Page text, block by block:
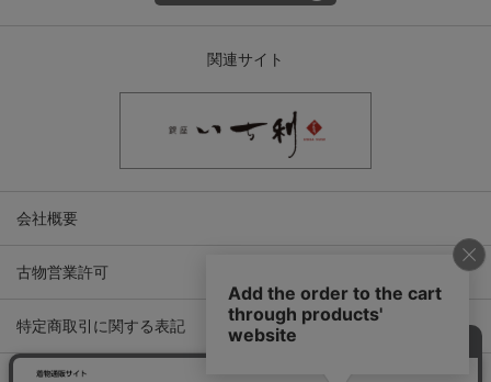
関連サイト
会社概要
古物営業許可
特定商取引に関する表記